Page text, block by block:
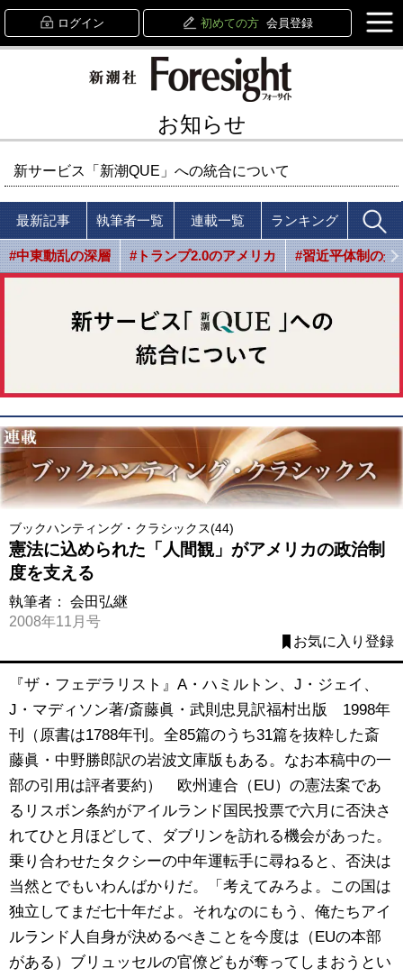
ログイン 初めての方 会員登録
お知らせ
新サービス「新潮QUE」への統合について
最新記事 執筆者一覧 連載一覧 ランキング
#中東動乱の深層 #トランプ2.0のアメリカ #習近平体制の光
ブックハンティング・クラシックス(44)
憲法に込められた「人間観」がアメリカの政治制
度を支える
執筆者： 会田弘継
2008年11月号
お気に入り登録
『ザ・フェデラリスト』A・ハミルトン、J・ジェイ、
J・マディソン著/斎藤眞・武則忠見訳福村出版 1998年
刊（原書は1788年刊。全85篇のうち31篇を抜粋した斎
藤眞・中野勝郎訳の岩波文庫版もある。なお本稿中の一
部の引用は評者要約） 欧州連合（EU）の憲法案であ
るリスボン条約がアイルランド国民投票で六月に否決さ
れてひと月ほどして、ダブリンを訪れる機会があった。
乗り合わせたタクシーの中年運転手に尋ねると、否決は
当然とでもいわんばかりだ。「考えてみろよ。この国は
独立してまだ七十年だよ。それなのにもう、俺たちアイ
ルランド人自身が決めるべきことを今度は（EUの本部
がある）ブリュッセルの官僚どもが奪ってしまおうとい